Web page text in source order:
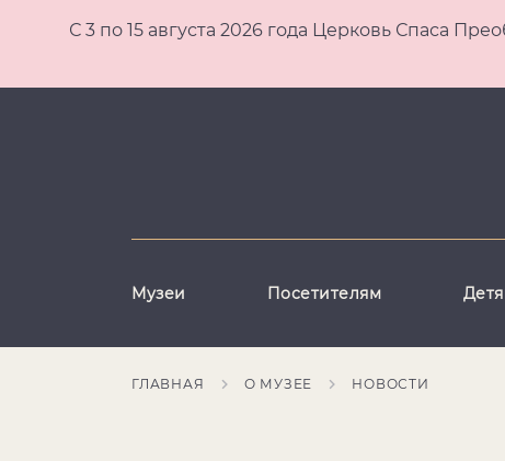
С 3 по 15 августа 2026 года Церковь Спаса
Музеи Посетителям
ГЛАВНАЯ О МУЗЕЕ НОВОСТИ